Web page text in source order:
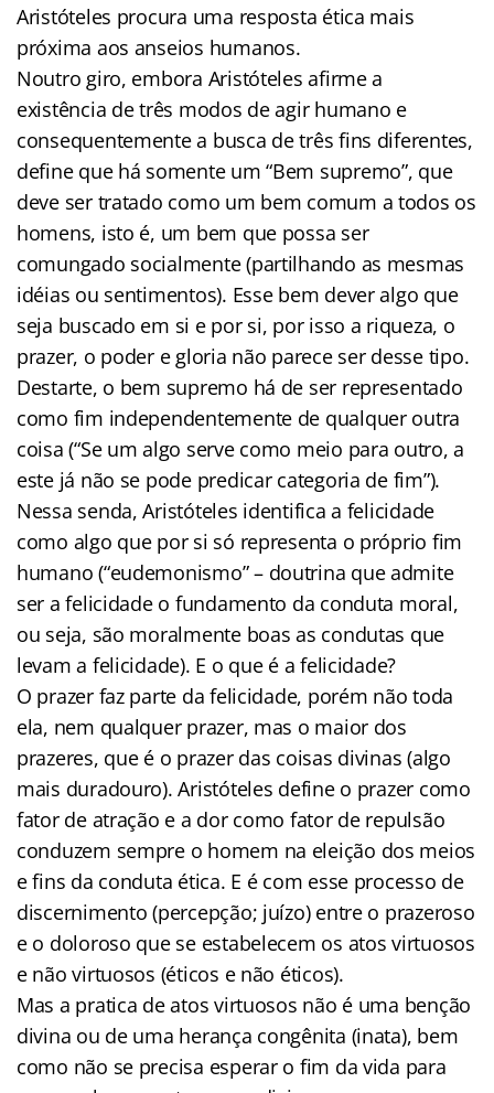
Aristóteles procura uma resposta ética mais
próxima aos anseios humanos.
Noutro giro, embora Aristóteles afirme a
existência de três modos de agir humano e
consequentemente a busca de três fins diferentes,
define que há somente um “Bem supremo”, que
deve ser tratado como um bem comum a todos os
homens, isto é, um bem que possa ser
comungado socialmente (partilhando as mesmas
idéias ou sentimentos). Esse bem dever algo que
seja buscado em si e por si, por isso a riqueza, o
prazer, o poder e gloria não parece ser desse tipo.
Destarte, o bem supremo há de ser representado
como fim independentemente de qualquer outra
coisa (“Se um algo serve como meio para outro, a
este já não se pode predicar categoria de fim”).
Nessa senda, Aristóteles identifica a felicidade
como algo que por si só representa o próprio fim
humano (“eudemonismo” – doutrina que admite
ser a felicidade o fundamento da conduta moral,
ou seja, são moralmente boas as condutas que
levam a felicidade). E o que é a felicidade?
O prazer faz parte da felicidade, porém não toda
ela, nem qualquer prazer, mas o maior dos
prazeres, que é o prazer das coisas divinas (algo
mais duradouro). Aristóteles define o prazer como
fator de atração e a dor como fator de repulsão
conduzem sempre o homem na eleição dos meios
e fins da conduta ética. E é com esse processo de
discernimento (percepção; juízo) entre o prazeroso
e o doloroso que se estabelecem os atos virtuosos
e não virtuosos (éticos e não éticos).
Mas a pratica de atos virtuosos não é uma benção
divina ou de uma herança congênita (inata), bem
como não se precisa esperar o fim da vida para